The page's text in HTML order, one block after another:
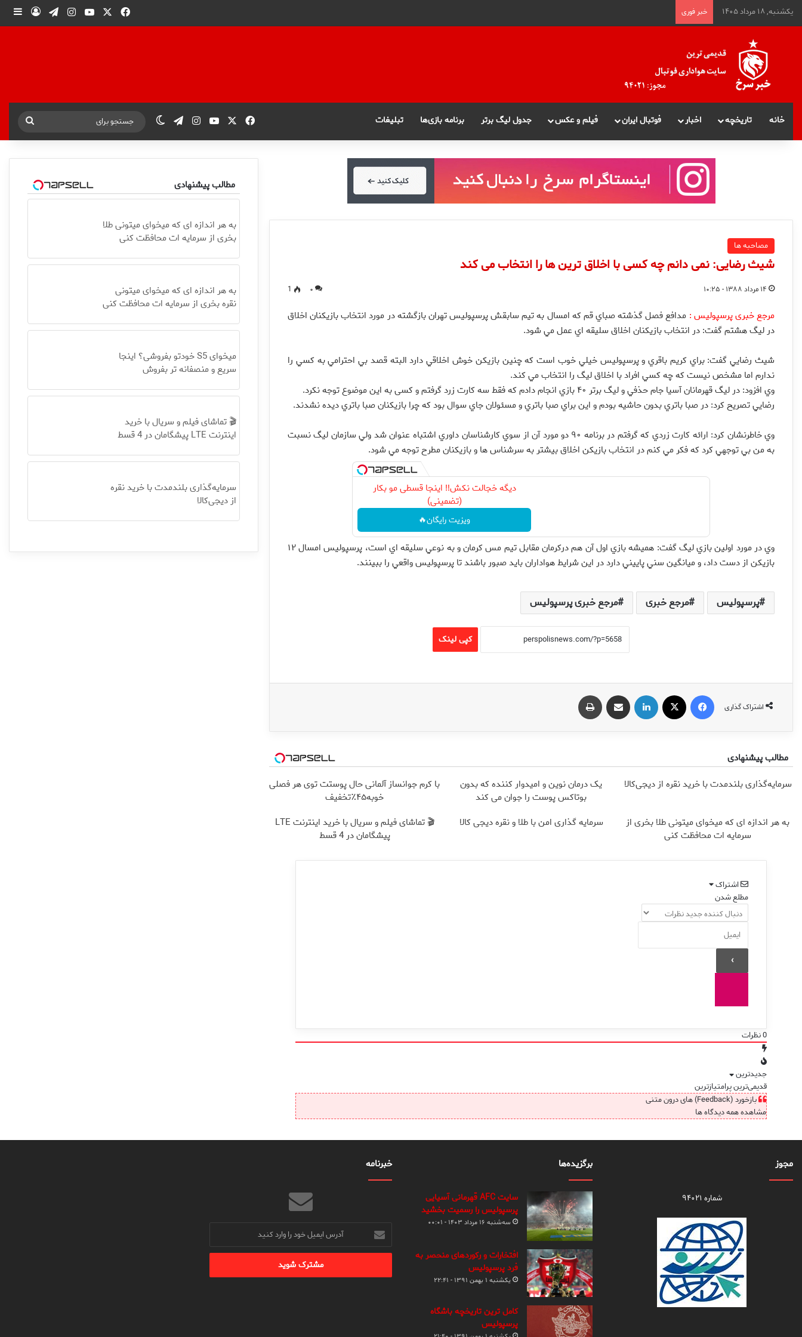
یکشنبه, ۱۸ مرداد ۱۴۰۵ خبر فوری فیس بوکیوتیوباینستاگرام
تلگرامورود
خانه تاریخچه اخبار فوتبال ایران فیلم و عکس جدول لیگ برتر برنامه بازی‌ها تبلیغات فیس بوکیوتیوباینستاگرام
تلگرامتغییر پوسته
جستجو
برای
مصاحبه ها
شیث رضایی: نمی دانم چه کسی با اخلاق ترین ها را انتخاب می کند
۱۴ مرداد ۱۳۸۸ - ۱۰:۲۵ ۰ 1
مرجع خبری پرسپولیس : مدافع فصل گذشته صباي قم كه امسال به تیم سابقش پرسپولیس تهران بازگشته در مورد انتخاب بازيكنان اخلاق
در ليگ هشتم گفت: در انتخاب بازيكنان اخلاق سليقه اي عمل مي شود.
شيث رضايي گفت: براي كريم باقري و پرسپوليس خيلي خوب است كه چنين بازيكن خوش اخلاقي دارد البته قصد بي احترامي به كسي را
ندارم اما مشخص نيست كه چه كسي افراد با اخلاق ليگ را انتخاب مي كند.
وي افزود: در ليگ قهرمانان آسيا جام حذفي و ليگ برتر ۴۰ بازي انجام دادم كه فقط سه كارت زرد گرفتم و کسی به این موضوع توجه نکرد.
رضايي تصريح كرد: در صبا باتري بدون حاشيه بودم و اين براي صبا باتري و مسئولان جاي سوال بود كه چرا بازيكنان صبا باتري ديده نشدند.
وي خاطرنشان كرد: ارائه كارت زردي كه گرفتم در برنامه ۹۰ دو مورد آن از سوي كارشناسان داوري اشتباه عنوان شد ولي سازمان ليگ نسبت
به من بي توجهي كرد كه فكر مي كنم در انتخاب بازيكن اخلاق بيشتر به سرشناس ها و بازيكنان مطرح توجه مي شود.
دیگه خجالت نکش‼️ اینجا قسطی مو بکار
(تضمینی)
ویزیت رایگان🔥
وي در مورد اولين بازي ليگ گفت: هميشه بازي اول آن هم دركرمان مقابل تيم مس كرمان و به نوعي سليقه اي است، پرسپوليس امسال ۱۲
بازيكن از دست داد، و ميانگين سني پاييني دارد در اين شرايط هواداران بايد صبور باشند تا پرسپوليس واقعي را ببينند.
پرسپولیس مرجع خبری مرجع خبری پرسپولیس
کپی لینک
اشتراک گذاری
فیس بوک لینکدین اشتراک گذاری از طریق ایمیل
مطالب پیشنهادی
سرمایه‌گذاری بلندمدت با خرید نقره از دیجی‌کالا
یک درمان نوین و امیدوار کننده که بدون
بوتاکس پوست را جوان می کند
با کرم جوانساز آلمانی حال پوستت توی هر فصلی
خوبه۴۵٪تخفیف
به هر اندازه ای که میخوای میتونی طلا بخری از
سرمایه ات محافظت کنی
سرمایه گذاری امن با طلا و نقره دیجی کالا
🎬 تماشای فیلم و سریال با خرید اینترنت LTE
پیشگامان در 4 قسط
اشتراک
مطلع شدن
0نظرات
جدیدترین
قدیمی‌ترینپرامتیازترین
بازخورد (Feedback) های درون متنی
مشاهده همه دیدگاه ها
مطالب پیشنهادی
به هر اندازه ای که میخوای میتونی طلا
بخری از سرمایه ات محافظت کنی
به هر اندازه ای که میخوای میتونی
نقره بخری از سرمایه ات محافظت کنی
میخوای S5 خودتو بفروشی؟ اینجا
سریع و منصفانه تر بفروش
🎬 تماشای فیلم و سریال با خرید
اینترنت LTE پیشگامان در 4 قسط
سرمایه‌گذاری بلندمدت با خرید نقره
از دیجی‌کالا
مجوز
شماره ۹۴۰۲۱
برگزیده‌ها
سایت AFC قهرمانی آسیایی
پرسپولیس را رسمیت بخشید
سه‌شنبه ۱۶ مرداد ۱۴۰۳ - ۰۰:۰۱
افتخارات و رکوردهای منحصر به
فرد پرسپولیس
یکشنبه ۱ بهمن ۱۳۹۱ - ۲۲:۴۱
کامل ترین تاریخچه باشگاه
پرسپولیس
خبرنامه
آدرس
ایمیل
خود
وارد